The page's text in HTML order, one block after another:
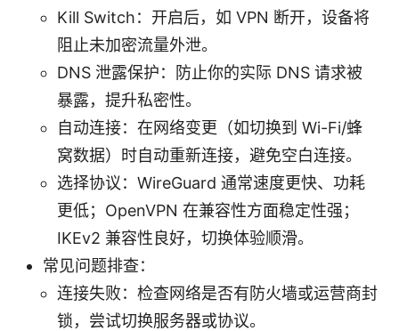
Kill Switch：开启后，如 VPN 断开，设备将
阻止未加密流量外泄。
DNS 泄露保护：防止你的实际 DNS 请求被
暴露，提升私密性。
自动连接：在网络变更（如切换到 Wi-Fi/蜂
窝数据）时自动重新连接，避免空白连接。
选择协议：WireGuard 通常速度更快、功耗
更低；OpenVPN 在兼容性方面稳定性强；
IKEv2 兼容性良好，切换体验顺滑。
常见问题排查：
连接失败：检查网络是否有防火墙或运营商封
锁，尝试切换服务器或协议。